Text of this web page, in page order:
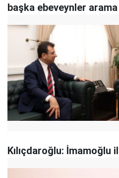
başka ebeveynler
Kılıçdaroğlu: İmamoğlu